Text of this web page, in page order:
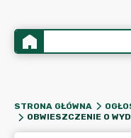
STRONA GŁÓWNA